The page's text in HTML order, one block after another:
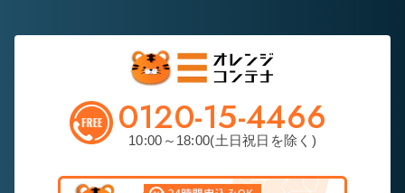
0120-15-4466
10:00～18:00(土日祝日を除く)